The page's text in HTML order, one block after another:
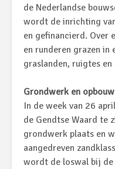
de Nederlandse
wordt de inrichting
en gefinancierd. Over
en runderen grazen in
graslanden, ruigtes en
Grondwerk en
In de week van 26
de Gendtse Waard te
grondwerk plaats en
aangedreven
wordt de loswal bij de